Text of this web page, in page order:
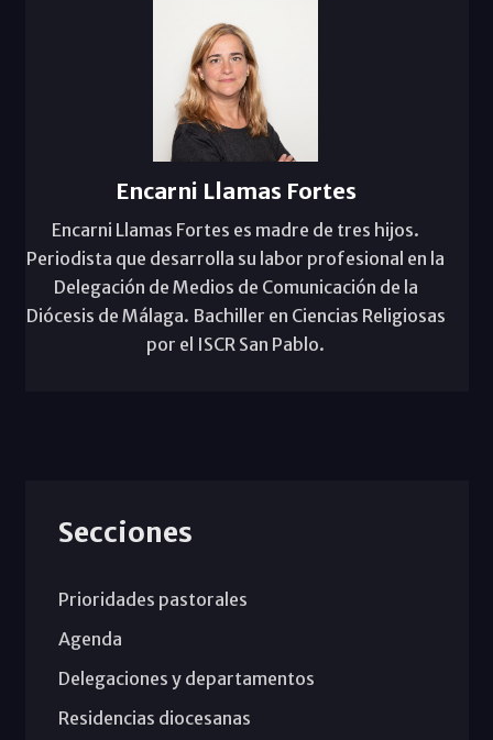
Encarni Llamas Fortes
Encarni Llamas Fortes es madre de tres hijos.
Periodista que desarrolla su labor profesional en la
Delegación de Medios de Comunicación de la
Diócesis de Málaga. Bachiller en Ciencias Religiosas
por el ISCR San Pablo.
Secciones
Prioridades pastorales
Agenda
Delegaciones y departamentos
Residencias diocesanas